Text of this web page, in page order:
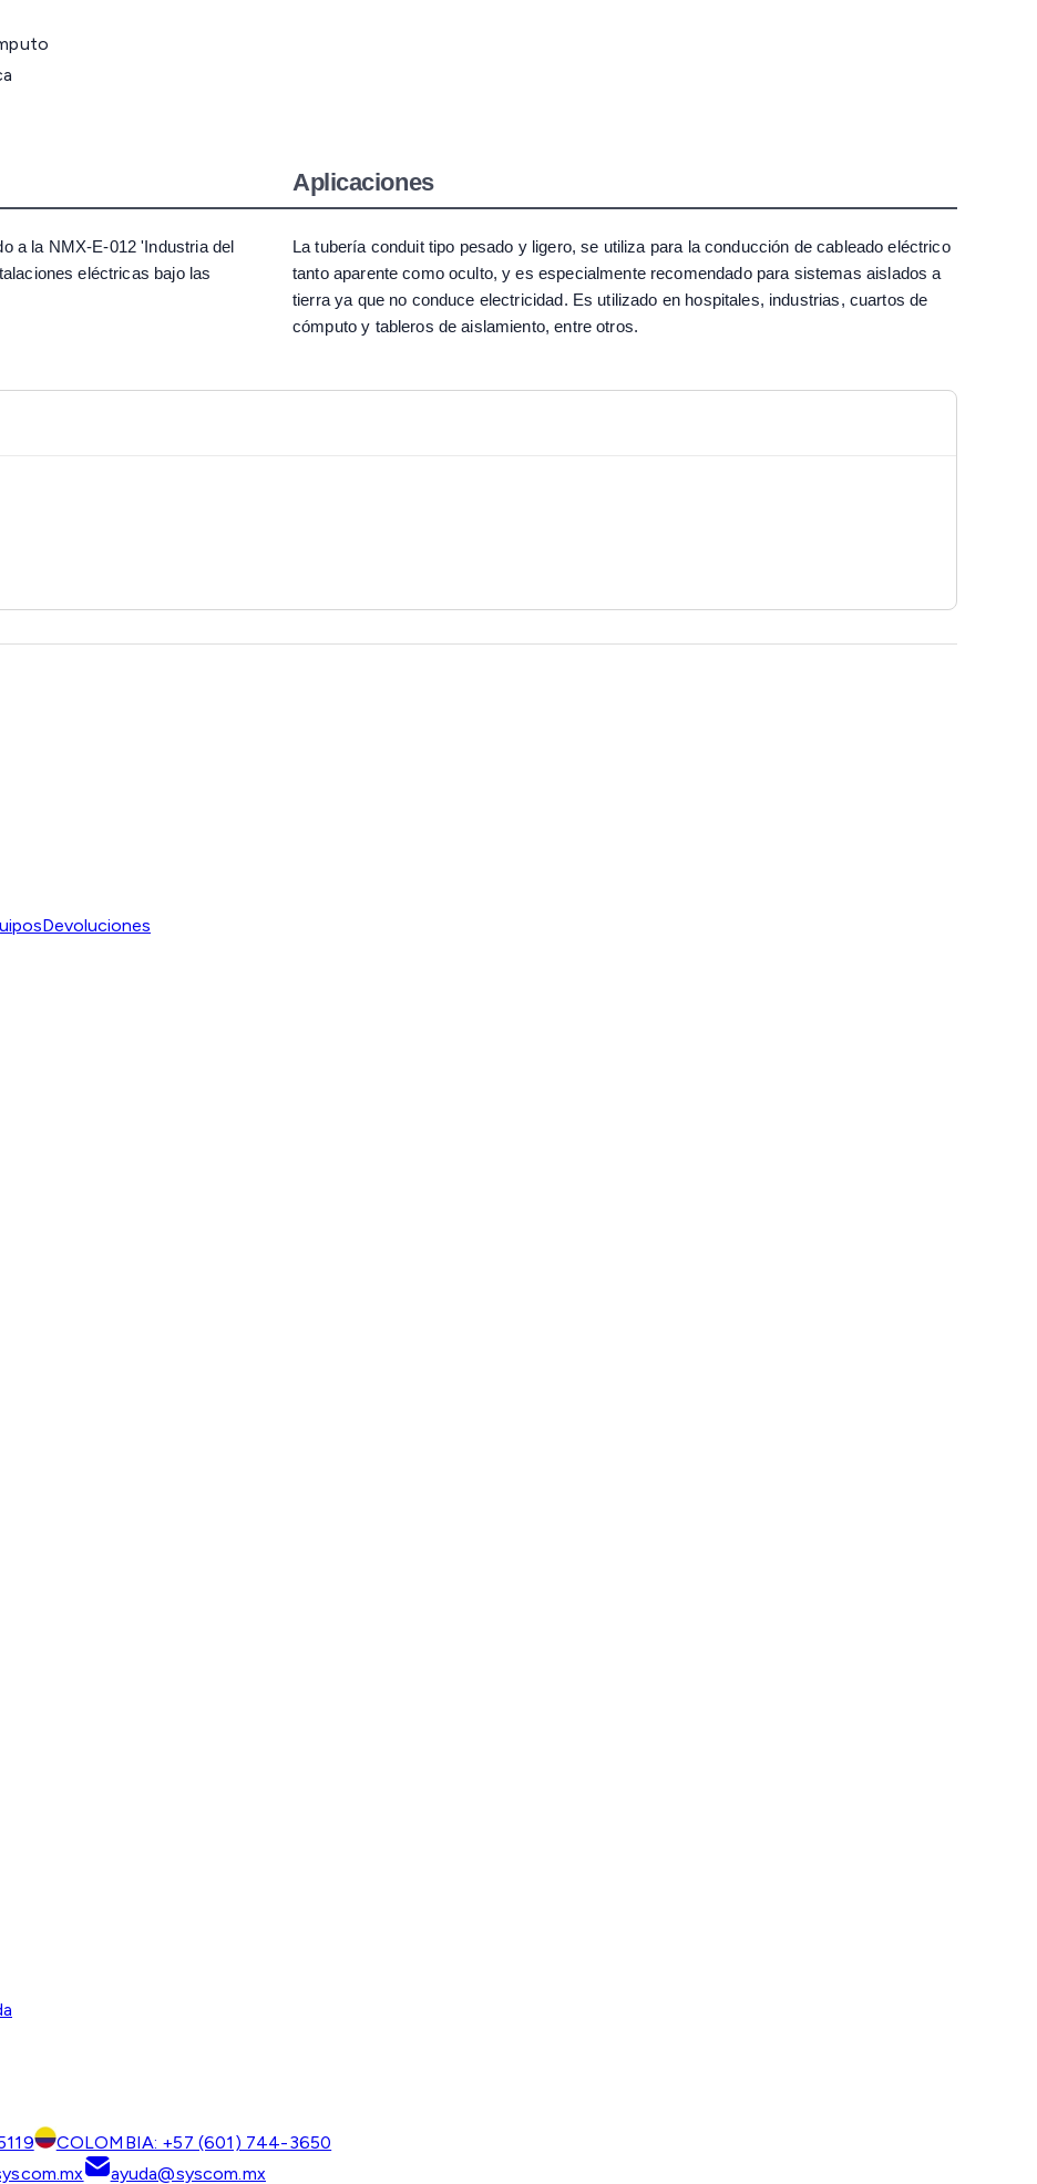
a la NMX-E-012 'Industria del
eléctricas bajo las
Aplicaciones
La tubería conduit tipo pesado y ligero, se utiliza para la conducción de cableado eléctrico
tanto aparente como oculto, y es especialmente recomendado para sistemas aislados a
tierra ya que no conduce electricidad. Es utilizado en hospitales, industrias, cuartos de
cómputo y tableros de aislamiento, entre otros.
Devoluciones
COLOMBIA: +57 (601) 744-3650
ayuda@syscom.mx